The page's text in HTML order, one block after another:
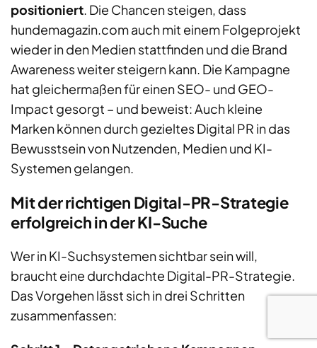
positioniert. Die Chancen steigen, dass
hundemagazin.com auch mit einem Folgeprojekt
wieder in den Medien stattfinden und die Brand
Awareness weiter steigern kann. Die Kampagne
hat gleichermaßen für einen SEO- und GEO-
Impact gesorgt – und beweist: Auch kleine
Marken können durch gezieltes Digital PR in das
Bewusstsein von Nutzenden, Medien und KI-
Systemen gelangen.
Mit der richtigen Digital-PR-Strategie
erfolgreich in der KI-Suche
Wer in KI-Suchsystemen sichtbar sein will,
braucht eine durchdachte Digital-PR-Strategie.
Das Vorgehen lässt sich in drei Schritten
zusammenfassen: